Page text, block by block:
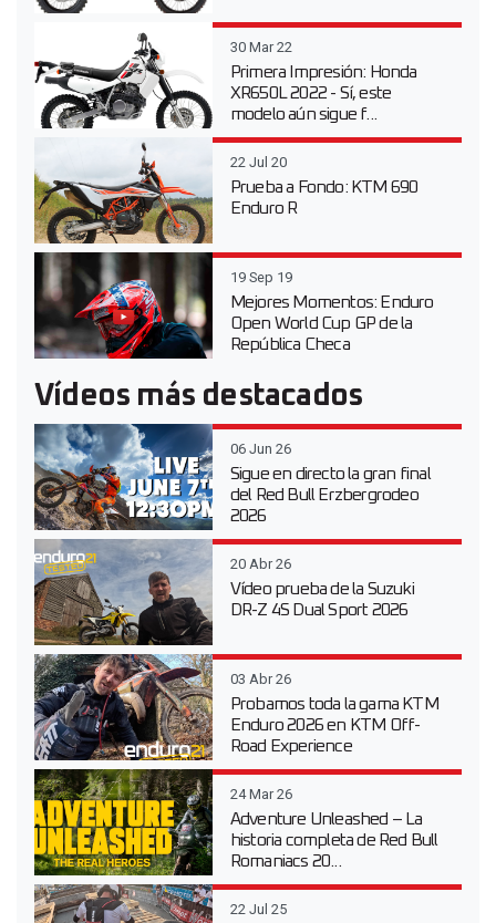
30 Mar 22
Primera Impresión: Honda
XR650L 2022 - Sí, este
modelo aún sigue f...
22 Jul 20
Prueba a Fondo: KTM 690
Enduro R
19 Sep 19
Mejores Momentos: Enduro
Open World Cup GP de la
República Checa
Vídeos más destacados
06 Jun 26
Sigue en directo la gran final
del Red Bull Erzbergrodeo
2026
20 Abr 26
Vídeo prueba de la Suzuki
DR-Z 4S Dual Sport 2026
03 Abr 26
Probamos toda la gama KTM
Enduro 2026 en KTM Off-
Road Experience
24 Mar 26
Adventure Unleashed – La
historia completa de Red Bull
Romaniacs 20...
22 Jul 25